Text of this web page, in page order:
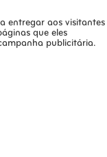
entregar aos visitantes
que eles
publicitária.